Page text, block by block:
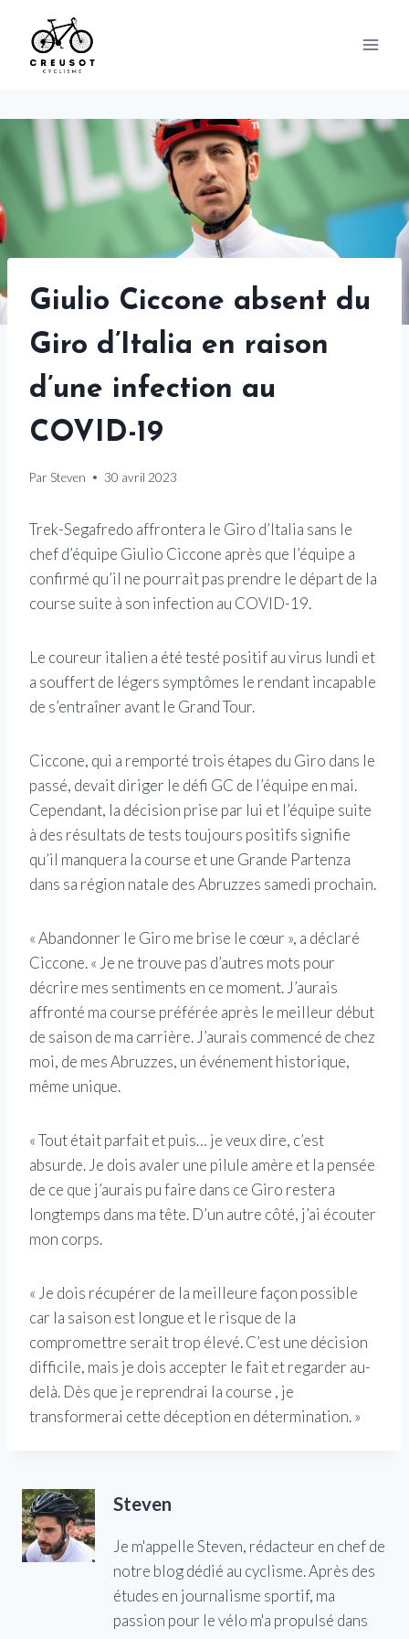
content
Giulio Ciccone absent du
Giro d’Italia en raison
d’une infection au
COVID-19
Par Steven 30 avril 2023
Trek-Segafredo affrontera le Giro d’Italia sans le
chef d’équipe Giulio Ciccone après que l’équipe a
confirmé qu’il ne pourrait pas prendre le départ de la
course suite à son infection au COVID-19.
Le coureur italien a été testé positif au virus lundi et
a souffert de légers symptômes le rendant incapable
de s’entraîner avant le Grand Tour.
Ciccone, qui a remporté trois étapes du Giro dans le
passé, devait diriger le défi GC de l’équipe en mai.
Cependant, la décision prise par lui et l’équipe suite
à des résultats de tests toujours positifs signifie
qu’il manquera la course et une Grande Partenza
dans sa région natale des Abruzzes samedi prochain.
« Abandonner le Giro me brise le cœur », a déclaré
Ciccone. « Je ne trouve pas d’autres mots pour
décrire mes sentiments en ce moment. J’aurais
affronté ma course préférée après le meilleur début
de saison de ma carrière. J’aurais commencé de chez
moi, de mes Abruzzes, un événement historique,
même unique.
« Tout était parfait et puis… je veux dire, c’est
absurde. Je dois avaler une pilule amère et la pensée
de ce que j’aurais pu faire dans ce Giro restera
longtemps dans ma tête. D’un autre côté, j’ai écouter
mon corps.
« Je dois récupérer de la meilleure façon possible
car la saison est longue et le risque de la
compromettre serait trop élevé. C’est une décision
difficile, mais je dois accepter le fait et regarder au-
delà. Dès que je reprendrai la course , je
transformerai cette déception en détermination. »
Steven
Je m'appelle Steven, rédacteur en chef de
notre blog dédié au cyclisme. Après des
études en journalisme sportif, ma
passion pour le vélo m'a propulsé dans